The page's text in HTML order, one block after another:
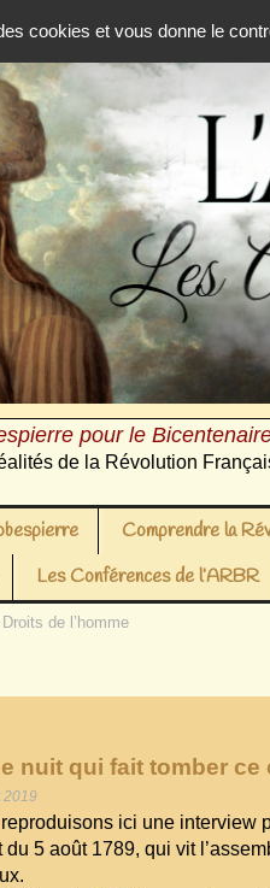
cookies et vous donne le
pour le
de la Révolution
Comprendre la
Les Conférences de l’ARBR
Droits de l’homme
nuit qui fait tomber ce
2019
ici une interview
du 5 août 1789, qui vit